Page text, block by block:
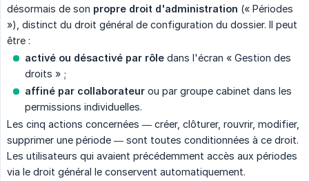
désormais de son propre droit d'administration (« Périodes
»), distinct du droit général de configuration du dossier. Il peut
être :
activé ou désactivé par rôle dans l'écran « Gestion des
droits » ;
affiné par collaborateur ou par groupe cabinet dans les
permissions individuelles.
Les cinq actions concernées — créer, clôturer, rouvrir, modifier,
supprimer une période — sont toutes conditionnées à ce droit.
Les utilisateurs qui avaient précédemment accès aux périodes
via le droit général le conservent automatiquement.